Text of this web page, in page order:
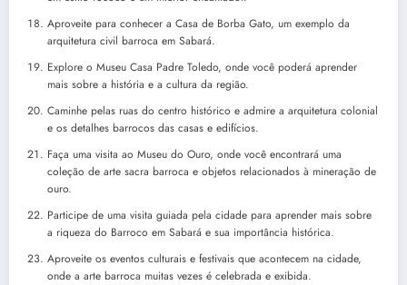
Aproveite para conhecer a Casa de Borba Gato, um exemplo da
arquitetura civil barroca em Sabará.
Explore o Museu Casa Padre Toledo, onde você poderá aprender
mais sobre a história e a cultura da região.
Caminhe pelas ruas do centro histórico e admire a arquitetura colonial
e os detalhes barrocos das casas e edifícios.
Faça uma visita ao Museu do Ouro, onde você encontrará uma
coleção de arte sacra barroca e objetos relacionados à mineração de
ouro.
Participe de uma visita guiada pela cidade para aprender mais sobre
a riqueza do Barroco em Sabará e sua importância histórica.
Aproveite os eventos culturais e festivais que acontecem na cidade,
onde a arte barroca muitas vezes é celebrada e exibida.